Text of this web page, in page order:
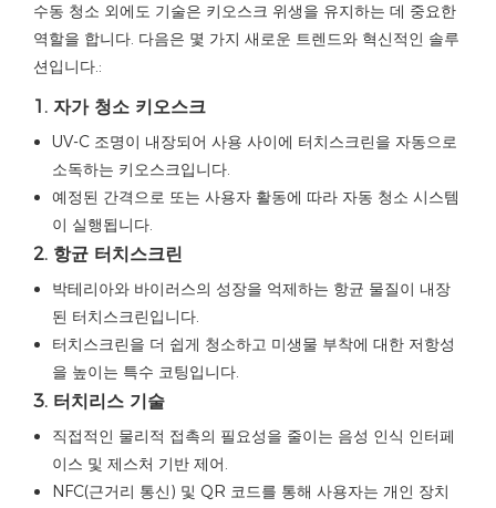
수동 청소 외에도 기술은 키오스크 위생을 유지하는 데 중요한
역할을 합니다. 다음은 몇 가지 새로운 트렌드와 혁신적인 솔루
션입니다.:
1. 자가 청소 키오스크
UV-C 조명이 내장되어 사용 사이에 터치스크린을 자동으로
소독하는 키오스크입니다.
예정된 간격으로 또는 사용자 활동에 따라 자동 청소 시스템
이 실행됩니다.
2. 항균 터치스크린
박테리아와 바이러스의 성장을 억제하는 항균 물질이 내장
된 터치스크린입니다.
터치스크린을 더 쉽게 청소하고 미생물 부착에 대한 저항성
을 높이는 특수 코팅입니다.
3. 터치리스 기술
직접적인 물리적 접촉의 필요성을 줄이는 음성 인식 인터페
이스 및 제스처 기반 제어.
NFC(근거리 통신) 및 QR 코드를 통해 사용자는 개인 장치